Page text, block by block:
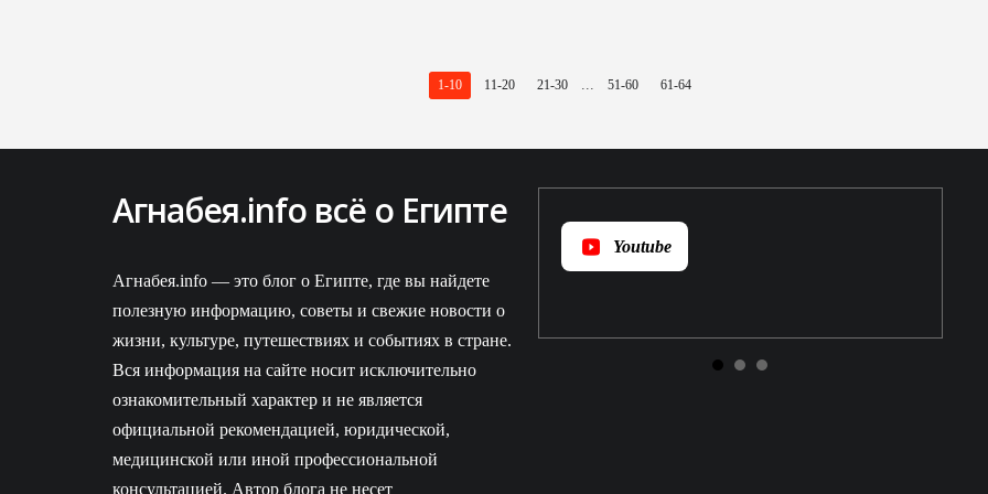
1-10 11-20 21-30 ... 51-60 61-64
Агнабея.info всё о Египте
Агнабея.info — это блог о Египте, где вы найдете
полезную информацию, советы и свежие новости о
жизни, культуре, путешествиях и событиях в стране.
Вся информация на сайте носит исключительно
ознакомительный характер и не является
официальной рекомендацией, юридической,
медицинской или иной профессиональной
консультацией. Автор блога не несет
Youtube